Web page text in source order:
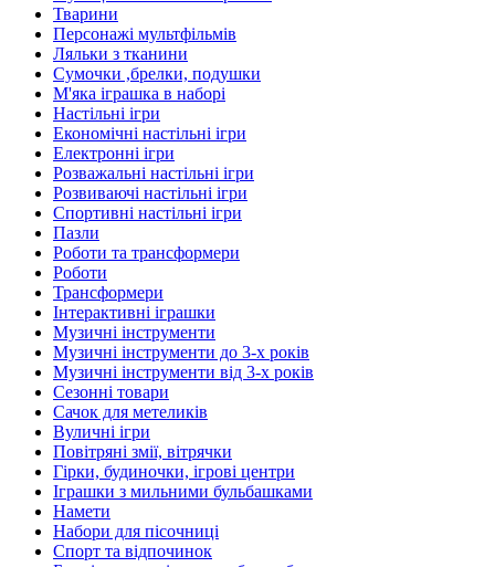
Тварини
Персонажі мультфільмів
Ляльки з тканини
Сумочки ,брелки, подушки
М'яка іграшка в наборі
Настільні ігри
Економічні настільні ігри
Електронні ігри
Розважальні настільні ігри
Розвиваючі настільні ігри
Спортивні настільні ігри
Пазли
Роботи та трансформери
Роботи
Трансформери
Інтерактивні іграшки
Музичні інструменти
Музичні інструменти до 3-х років
Музичні інструменти від 3-х років
Сезонні товари
Сачок для метеликів
Вуличні ігри
Повітряні змії, вітрячки
Гірки, будиночки, ігрові центри
Іграшки з мильними бульбашками
Намети
Набори для пісочниці
Спорт та відпочинок